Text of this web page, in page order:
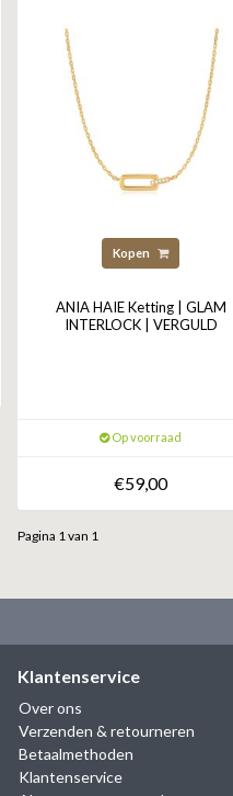
Kopen
ANIA HAIE Ketting | GLAM
INTERLOCK | VERGULD
Op voorraad
€59,00
Pagina 1 van 1
Klantenservice
Over ons
Verzenden & retourneren
Betaalmethoden
Klantenservice